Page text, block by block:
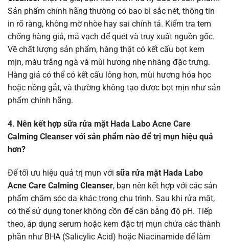
Sản phẩm chính hãng thường có bao bì sắc nét, thông tin
in rõ ràng, không mờ nhòe hay sai chính tả. Kiểm tra tem
chống hàng giả, mã vạch để quét và truy xuất nguồn gốc.
Về chất lượng sản phẩm, hàng thật có kết cấu bọt kem
mịn, màu trắng ngà và mùi hương nhẹ nhàng đặc trưng.
Hàng giả có thể có kết cấu lỏng hơn, mùi hương hóa học
hoặc nồng gắt, và thường không tạo được bọt mịn như sản
phẩm chính hãng.
4. Nên kết hợp sữa rửa mặt Hada Labo Acne Care
Calming Cleanser với sản phẩm nào để trị mụn hiệu quả
hơn?
Để tối ưu hiệu quả trị mụn với sữa rửa mặt Hada Labo
Acne Care Calming Cleanser, bạn nên kết hợp với các sản
phẩm chăm sóc da khác trong chu trình. Sau khi rửa mặt,
có thể sử dụng toner không cồn để cân bằng độ pH. Tiếp
theo, áp dụng serum hoặc kem đặc trị mụn chứa các thành
phần như BHA (Salicylic Acid) hoặc Niacinamide để làm